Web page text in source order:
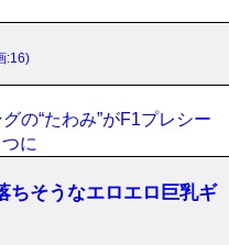
:16)
の“たわみ”がF1プレシー
に
ちそうなエロエロ巨乳ギ